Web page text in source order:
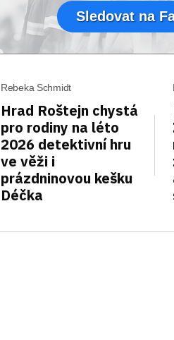
Sledovat na
Rebeka Schmidt
Hrad Roštejn chystá
pro rodiny na léto
2026 detektivní hru
ve věži i
prázdninovou kešku
Déčka